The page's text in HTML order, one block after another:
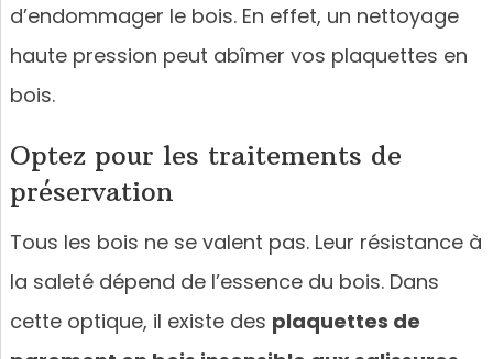
d’endommager le bois. En effet, un nettoyage
haute pression peut abîmer vos plaquettes en
bois.
Optez pour les traitements de
préservation
Tous les bois ne se valent pas. Leur résistance à
la saleté dépend de l’essence du bois. Dans
cette optique, il existe des plaquettes de